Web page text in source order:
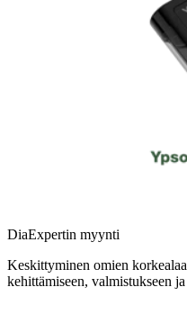
DiaExpertin myynti
Keskittyminen omien
kehittämiseen, valmistukseen